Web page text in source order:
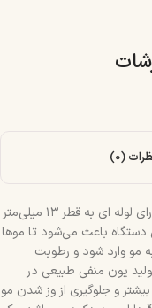
(0)
دستگاه فرکننده موی ریز پرومکس مدل 4713K دارای لوله ای به قطر ۱۳ میلی‌متر
باعث می‌شود تا مو‌ها
مو وارد شود و رطوبت
یون منفی طبیعی در
و جلوگیری از وز شدن مو